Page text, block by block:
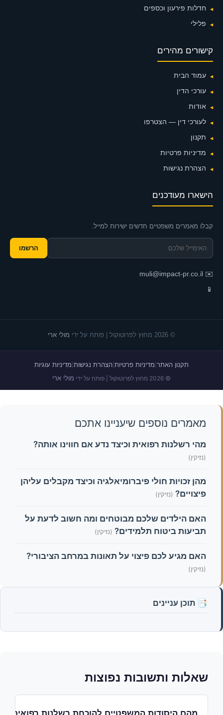
חדלות פירעון וכספים
פלילי
קישורים מהירים
עמוד הבית
עורכי הדין
אודות
לעורכי דין — הצטרפו
תקנון
מדיניות פרטיות
הצהרת נגישות
הישארו מעודכנים
קבלו מאמרים משפטיים חדשים ישירות למייל.
הרשמו
✉️
muli@impact-pr.co.il
📱
© 2026 מחוץ לפרוטוקול | פותח על ידי מולי ארי
תקנון האתר מדיניות פרטיות הצהרת נגישות מדיניות עוגיות
© 2026 מחוץ לפרוטוקול | פותח על ידי מולי ארי
מאמרים נוספים שיעניינו אתכם
מהי רשלנות רפואית וכיצד נדע אם חווינו אותה?
(נזיקין)
מהן זכויות חולי פיברומיאלגיה וכיצד מקבלים עליהן
פיצויים? (נזיקין)
האם הילדים שלכם מבוטחים ומה חשוב לדעת על
תביעות ביטוח תלמידים? (נזיקין)
האם מגיע לכם פיצוי על תאונות במרחב הציבורי?
(נזיקין)
📑 תוכן עניינים
שאלות ותשובות נפוצות